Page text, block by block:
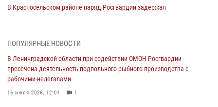
В Красносельском районе наряд Росгвардии задержал
06 августа 2026, 13:39 1
В Центральном районе росгвардейцы оперативно задержали
хулигана, стрелявшего из пускового устройства рядом с жилыми
домами
06 августа 2026, 11:36
ПОПУЛЯРНЫЕ НОВОСТИ
В Ленинградской области при содействии ОМОН Росгвардии
пресечена деятельность подпольного рыбного производства с
рабочими-нелегалами
16 июля 2026, 12:01 1